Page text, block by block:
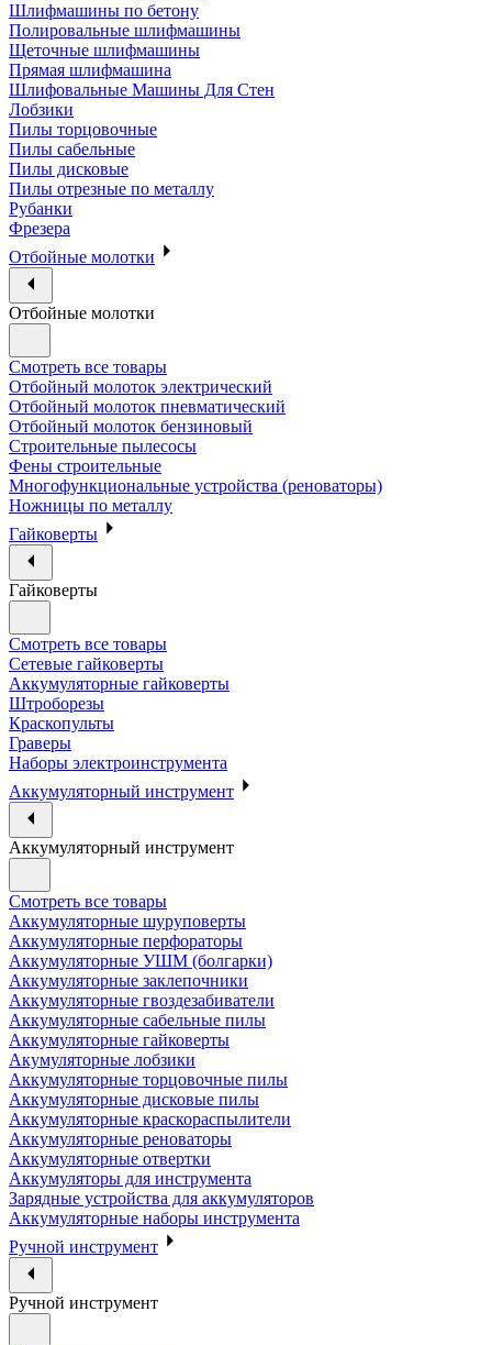
Шлифмашины по бетону
Полировальные шлифмашины
Щеточные шлифмашины
Прямая шлифмашина
Шлифовальные Машины Для Стен
Лобзики
Пилы торцовочные
Пилы сабельные
Пилы дисковые
Пилы отрезные по металлу
Рубанки
Фрезера
Отбойные молотки
Отбойные молотки
Смотреть все товары
Отбойный молоток электрический
Отбойный молоток пневматический
Отбойный молоток бензиновый
Строительные пылесосы
Фены строительные
Многофункциональные устройства (реноваторы)
Ножницы по металлу
Гайковерты
Гайковерты
Смотреть все товары
Сетевые гайковерты
Аккумуляторные гайковерты
Штроборезы
Краскопульты
Граверы
Наборы электроинструмента
Аккумуляторный инструмент
Аккумуляторный инструмент
Смотреть все товары
Аккумуляторные шуруповерты
Аккумуляторные перфораторы
Аккумуляторные УШМ (болгарки)
Аккумуляторные заклепочники
Аккумуляторные гвоздезабиватели
Аккумуляторные сабельные пилы
Аккумуляторные гайковерты
Акумуляторные лобзики
Аккумуляторные торцовочные пилы
Аккумуляторные дисковые пилы
Аккумуляторные краскораспылители
Аккумуляторные реноваторы
Аккумуляторные отвертки
Аккумуляторы для инструмента
Зарядные устройства для аккумуляторов
Аккумуляторные наборы инструмента
Ручной инструмент
Ручной инструмент